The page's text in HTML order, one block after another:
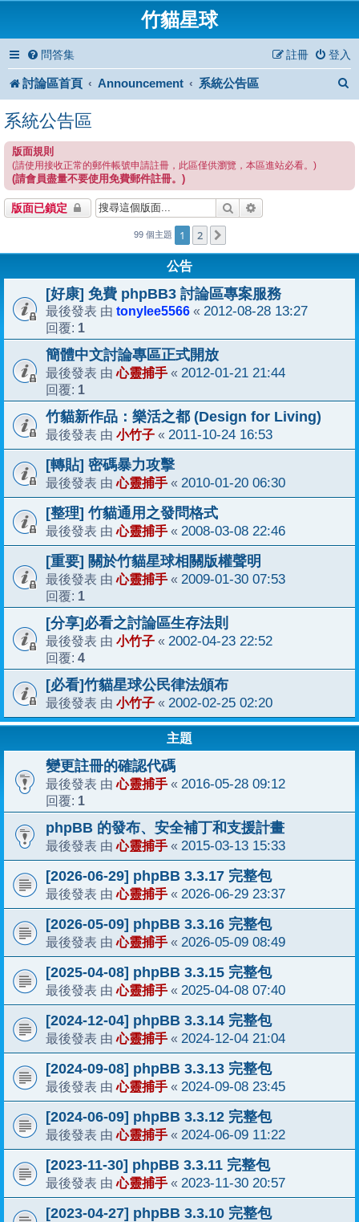
竹貓星球
問答集 登入
註冊
討論區首頁 Announcement 系統公告區
系統公告區
版面規則
(請使用接收正常的郵件帳號申請註冊，此區僅供瀏覽，本區進站必看。)
(請會員盡量不要使用免費郵件註冊。)
版面已鎖定 搜尋
99 個主題 1 2
公告
[好康] 免費 phpBB3 討論區專案服務
最後發表 由 tonylee5566 « 2012-08-28 13:27
回覆: 1
簡體中文討論專區正式開放
最後發表 由心靈捕手 « 2012-01-21 21:44
回覆: 1
竹貓新作品：樂活之都 (Design for Living)
最後發表 由 小竹子 « 2011-10-24 16:53
[轉貼] 密碼暴力攻擊
最後發表 由心靈捕手 « 2010-01-20 06:30
[整理] 竹貓通用之發問格式
最後發表 由心靈捕手 « 2008-03-08 22:46
[重要] 關於竹貓星球相關版權聲明
最後發表 由心靈捕手 « 2009-01-30 07:53
回覆: 1
[分享]必看之討論區生存法則
最後發表 由 小竹子 « 2002-04-23 22:52
回覆: 4
[必看]竹貓星球公民律法頒布
最後發表 由 小竹子 « 2002-02-25 02:20
主題
變更註冊的確認代碼
最後發表 由心靈捕手 « 2016-05-28 09:12
回覆: 1
phpBB 的發布、安全補丁和支援計畫
最後發表 由心靈捕手 « 2015-03-13 15:33
[2026-06-29] phpBB 3.3.17 完整包
最後發表 由心靈捕手 « 2026-06-29 23:37
[2026-05-09] phpBB 3.3.16 完整包
最後發表 由心靈捕手 « 2026-05-09 08:49
[2025-04-08] phpBB 3.3.15 完整包
最後發表 由心靈捕手 « 2025-04-08 07:40
[2024-12-04] phpBB 3.3.14 完整包
最後發表 由心靈捕手 « 2024-12-04 21:04
[2024-09-08] phpBB 3.3.13 完整包
最後發表 由心靈捕手 « 2024-09-08 23:45
[2024-06-09] phpBB 3.3.12 完整包
最後發表 由心靈捕手 « 2024-06-09 11:22
[2023-11-30] phpBB 3.3.11 完整包
最後發表 由心靈捕手 « 2023-11-30 20:57
[2023-04-27] phpBB 3.3.10 完整包